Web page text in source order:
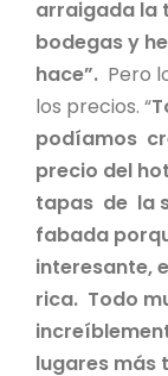
arraigada la
bodegas y
hace”. Pero
los precios. “
podíamos
precio del
tapas de la
fabada
interesante,
rica. Todo
lugares más